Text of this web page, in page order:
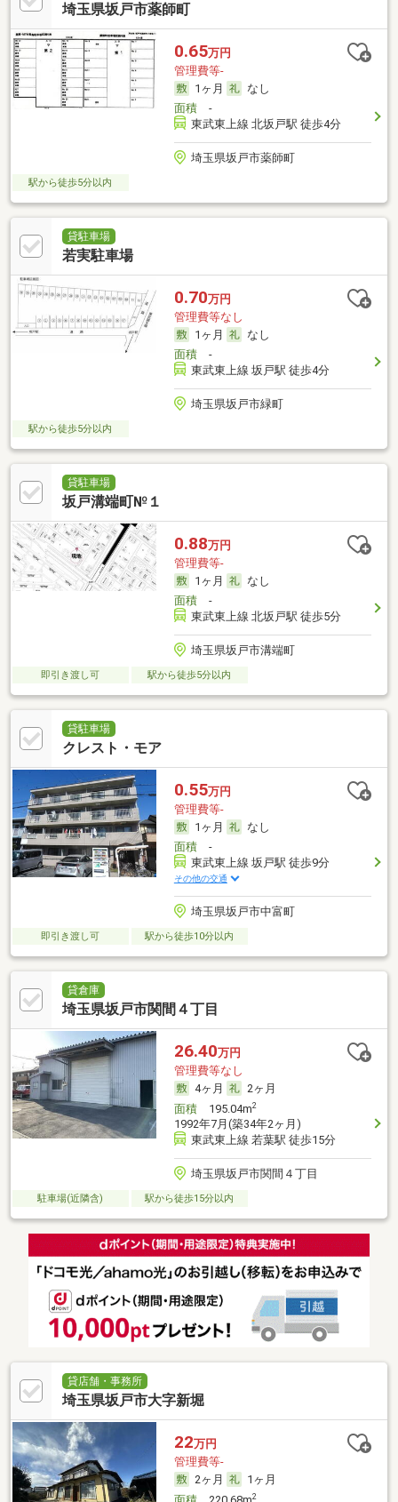
埼玉県坂戸市薬師町
0.65万円
管理費等-
1ヶ月
なし
面積-
東武東上線 北坂戸駅 徒歩4分
埼玉県坂戸市薬師町
駅から徒歩5分以内
貸駐車場
若実駐車場
0.70万円
管理費等なし
1ヶ月
なし
面積-
東武東上線 坂戸駅 徒歩4分
埼玉県坂戸市緑町
駅から徒歩5分以内
貸駐車場
坂戸溝端町№１
0.88万円
管理費等-
1ヶ月
なし
面積-
東武東上線 北坂戸駅 徒歩5分
埼玉県坂戸市溝端町
即引き渡し可 駅から徒歩5分以内
貸駐車場
クレスト・モア
0.55万円
管理費等-
1ヶ月
なし
面積-
東武東上線 坂戸駅 徒歩9分
その他の交通
埼玉県坂戸市中富町
即引き渡し可 駅から徒歩10分以内
貸倉庫
埼玉県坂戸市関間４丁目
26.40万円
管理費等なし
4ヶ月
2ヶ月
面積195.04m2
1992年7月(築34年2ヶ月)
東武東上線 若葉駅 徒歩15分
埼玉県坂戸市関間４丁目
駐車場(近隣含) 駅から徒歩15分以内
貸店舗・事務所
埼玉県坂戸市大字新堀
22万円
管理費等-
2ヶ月
1ヶ月
2